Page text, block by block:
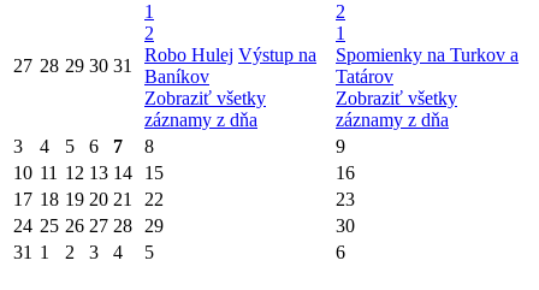
27 28 29 30 31
1
2
Robo Hulej Výstup na
Baníkov
Zobraziť všetky
záznamy z dňa
2
1
Spomienky na Turkov a
Tatárov
Zobraziť všetky
záznamy z dňa
3
4 5 6 7 8
9
10 11 12 13 14 15
16
17 18 19 20 21 22
23
24 25 26 27 28 29
30
31 1 2 3 4 5 6